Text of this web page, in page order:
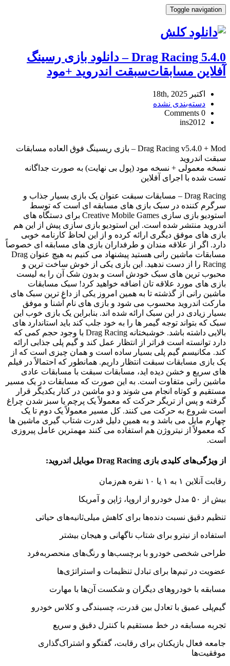
Toggle navigation
Drag Racing 5.4.0 – دانلود بازی رسینگ
آفلاین مسابقات‌سبقت اندروید +مود
اکتبر 18th, 2025
دسته‌بندی نشده
0 Comments
ins2012
Racing
5.4.0
–
دانلود
رسینگ
آفلاین
مسابقات‌سبقت
اندروید
+مود Reviewed
by
Ins2012
on
Oct
18Rating:
Drag Racing v5.4.0 + Mod – بازی ریسینگ فوق العاده مسابقات
سبقت اندروید
نسخه معمولی + نسخه مود (پول بی نهایت) به صورت جداگانه
تست شده با اجرای آفلاین
Drag Racing – مسابقات سبقت عنوان یک بازی بسیار جذاب و
سرگرم کننده در سبک بازی های مسابقه ای است که توسط
استودیو بازی سازی Creative Mobile Games برای دستگاه های
اندروید منتشر شده است. این استودیو بازی سازی پیش از این هم
بازی‌ های موفق دیگری ارائه کرده و از این لحاظ کارنامه خوبی
دارد. اگر از علاقه مندان و طرفداران بازی های مسابقه ای خصوصاً
مسابقات ماشین رانی هستید پیشنهاد می کنیم به هیچ عنوان Drag
Racing را از دست ندهید. این بازی یکی از خوش ساخت ترین و
محبوب ترین های سبک خودش است و بدون شک آن را به لیست
بازی های مورد علاقه تان اضافه خواهید کرد! سبک مسابقات
ماشین رانی از گذشته تا به همین امروز یکی از داغ ترین سبک های
مارکت اندروید محسوب می شود و بازی های نام آشنا و موفق
بسیار زیادی در این سبک ارائه شده اند. بنابراین یک بازی خوب این
سبک که بتواند توجه گیمر ها را به خود جلب کند باید استاندارد های
بالایی داشته باشد. خوشبختانه Drag Racing با وجود حجم کمی که
دارد توانسته است فراتر از انتظار عمل کند و گیم پلی جذابی ارائه
کند. مکانیسم گیم ‌پلی بسیار ساده است و همان چیزی است که از
یک بازی مسابقات سبقت انتظار داریم. همانطور که احتمالاً در فیلم
های سریع و خشن دیده اید، مسابقات سبقت با مسابقات عادی
ماشین رانی متفاوت است. به این صورت که مسابقات در یک مسیر
مستقیم و کوتاه انجام می‌ شوند و دو ماشین در کنار یکدیگر قرار
گرفته و پس از تریگر حرکت که معمولاً یک پرچم یا سبز شدن چراغ
است شروع به حرکت می کنند. کل مسیر معمولاً یک دوم تا یک
چهارم مایل می باشد و به همین دلیل قدرت شتاب گیری ماشین ها
که معمولاً از نیتروژن هم استفاده می کنند مهمترین عامل پیروزی
است.
از ویژگی‌های کلیدی بازی Drag Racing موبایل اندروید:
رقابت آنلاین ۱ به ۱ یا ۱۰ نفره هم‌زمان
بیش از ۵۰ مدل خودرو از اروپا، ژاپن و آمریکا
تنظیم دقیق نسبت دنده‌ها برای کاهش میلی‌ثانیه‌های حیاتی
استفاده از نیترو برای شتاب ناگهانی و هیجان بیشتر
طراحی شخصی خودرو با برچسب‌ها و رنگ‌های منحصربه‌فرد
عضویت در تیم‌ها برای تبادل تنظیمات و استراتژی‌ها
مسابقه با خودروهای دیگران و شکست آن‌ها با مهارت
گیم‌پلی عمیق با تعادل بین قدرت، چسبندگی و کلاس خودرو
تجربه مسابقه در خط مستقیم با کنترل دقیق و سریع
جامعه فعال بازیکنان برای رقابت، گفتگو و اشتراک‌گذاری
موفقیت‌ها